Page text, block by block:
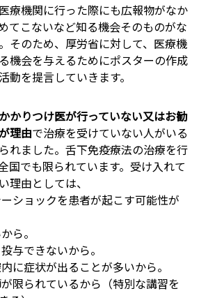
療機関に行った際にも広報物がなか
てこないなど知る機会そのものがな
そのため、厚労省に対して、医療機
機会を与えるためにポスターの作成
動を提言していきます。
かかりつけ医が行っていない又はお勧
理由で治療を受けていない人がいる
れました。舌下免疫療法の治療を行
国でも限られています。受け入れて
理由としては、
ショックを患者が起こす可能性が
ら。
与できないから。
に症状が出ることが多いから。
限られているから（特別な講習を